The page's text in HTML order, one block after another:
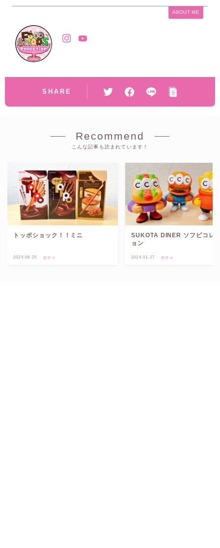
ABOUT ME
SHARE
Recommend
こんな記事も読まれています！
トッポショック！！ミニ
2025.06.25 ガチャ
SUKOTA DINER ソフビコレ
ョン
2024.01.27 ガチャ